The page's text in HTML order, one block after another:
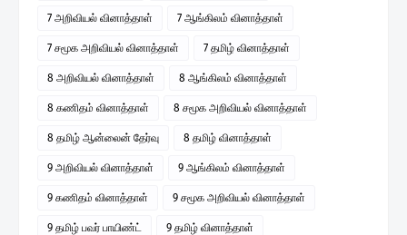
7 அறிவியல் வினாத்தாள் 7 ஆங்கிலம் வினாத்தாள்
7 சமூக அறிவியல் வினாத்தாள் 7 தமிழ் வினாத்தாள்
8 அறிவியல் வினாத்தாள் 8 ஆங்கிலம் வினாத்தாள்
8 கணிதம் வினாத்தாள் 8 சமூக அறிவியல் வினாத்தாள்
8 தமிழ் ஆன்லைன் தேர்வு 8 தமிழ் வினாத்தாள்
9 அறிவியல் வினாத்தாள் 9 ஆங்கிலம் வினாத்தாள்
9 கணிதம் வினாத்தாள் 9 சமூக அறிவியல் வினாத்தாள்
9 தமிழ் பவர் பாயிண்ட் 9 தமிழ் வினாத்தாள்